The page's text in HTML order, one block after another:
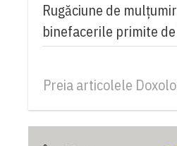
Rugăciune de
binefacerile primite
Preia articolele